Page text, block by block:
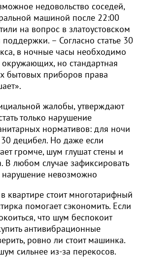
недовольство соседей,
машиной после 22:00
на вопрос в златоустовском
– Согласно статье 30
в ночные часы необходимо
но стандартная
бытовых приборов права
жалобы, утверждают
только нарушение
нормативов: для ночи
30 децибел. Но даже если
громче, шум глушат стены и
В любом случае зафиксировать
нарушение невозможно
квартире стоит многотарифный
помогает сэкономить. Если
что шум беспокоит
антивибрационные
ровно ли стоит машинка.
сильнее из-за перекосов.